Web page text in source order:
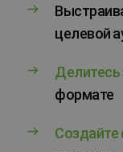
целевой
формате